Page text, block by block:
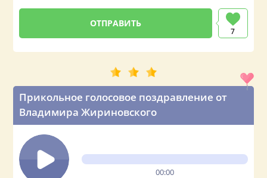
7
Прикольное голосовое поздравление от
Владимира Жириновского
00:00